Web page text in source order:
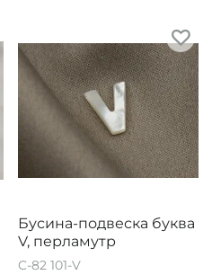
Бусина-подвеска буква
V, перламутр
C-82 101-V